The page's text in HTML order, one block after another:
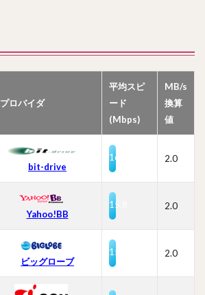
プロバイダ
平均スピ
ード
(Mbps)
MB/s
換算
値
bit-drive
16.0 2.0
Yahoo!BB
15.8 2.0
ビッグローブ
15.7 2.0